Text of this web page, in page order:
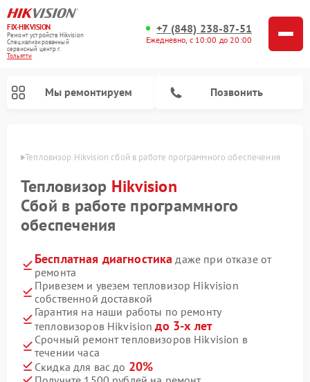
FIX-HIKVISION
Ремонт устройств Hikvision
Специализированный
cервисный центр г.
Тольятти
+7 (848) 238-87-51
Ежедневно, с 10:00 до 20:00
Мы ремонтируем Позвонить
Тепловизор Hikvision сбой в работе программного обеспечения
Тепловизор Hikvision
Сбой в работе программного
обеспечения
Бесплатная диагностика даже при отказе от
ремонта
Привезем и увезем тепловизор Hikvision
собственной доставкой
Гарантия на наши работы по ремонту
тепловизоров Hikvisionдо 3-х лет
Срочный ремонт тепловизоров Hikvision в
течении часа
Скидка для вас до 20%